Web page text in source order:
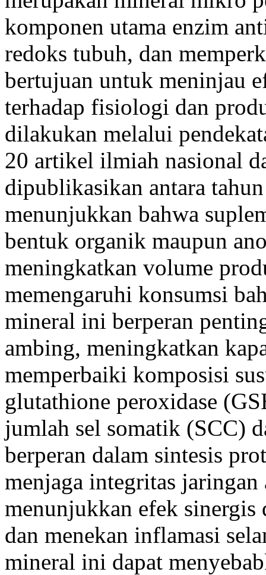
komponen utama enzim
redoks tubuh, dan
bertujuan untuk meninjau
terhadap fisiologi dan
dilakukan melalui
20 artikel ilmiah nasional
dipublikasikan antara
menunjukkan bahwa
bentuk organik maupun
meningkatkan volume
memengaruhi konsumsi
mineral ini berperan
ambing, meningkatkan
memperbaiki komposisi
glutathione peroxidase
jumlah sel somatik (SCC)
berperan dalam sintesis
menjaga integritas
menunjukkan efek sinergis
dan menekan inflamasi
mineral ini dapat